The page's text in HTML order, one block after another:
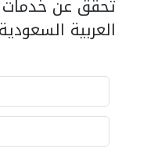
تحقق عن
العربية السعودية